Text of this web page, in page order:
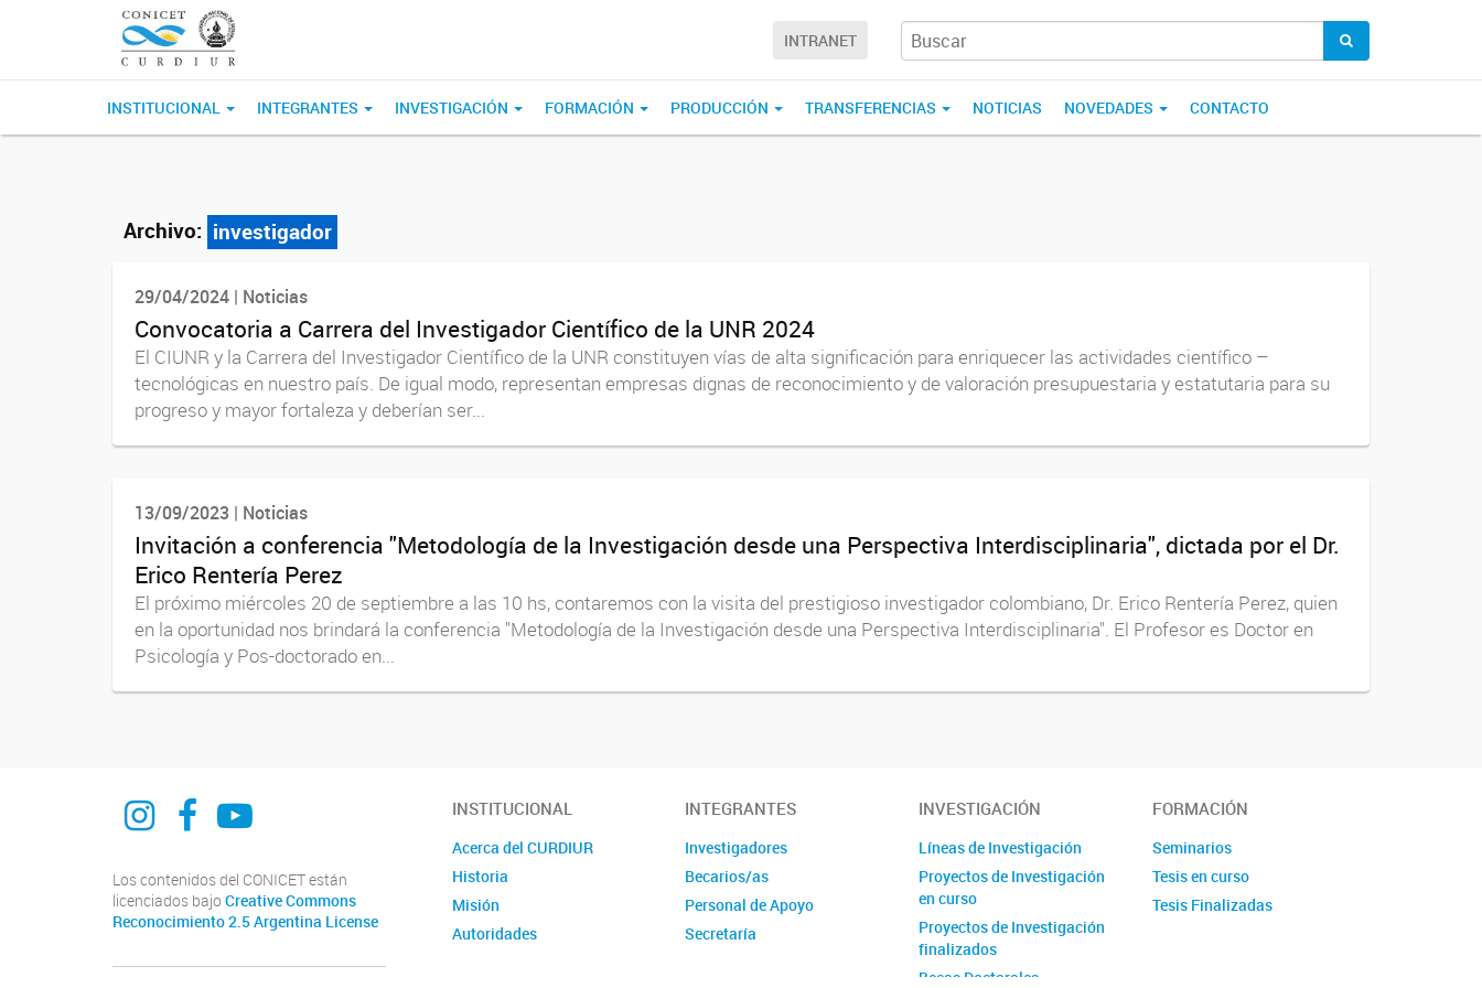
INTRANET
INSTITUCIONAL INTEGRANTES INVESTIGACIÓN FORMACIÓN PRODUCCIÓN TRANSFERENCIAS NOTICIAS NOVEDADES CONTACTO
Archivo: investigador
29/04/2024 | Noticias
Convocatoria a Carrera del Investigador Científico de la UNR 2024
El CIUNR y la Carrera del Investigador Científico de la UNR constituyen vías de alta significación para enriquecer las actividades científico –
tecnológicas en nuestro país. De igual modo, representan empresas dignas de reconocimiento y de valoración presupuestaria y estatutaria para su
progreso y mayor fortaleza y deberían ser...
13/09/2023 | Noticias
Invitación a conferencia "Metodología de la Investigación desde una Perspectiva Interdisciplinaria", dictada por el Dr.
Erico Rentería Perez
El próximo miércoles 20 de septiembre a las 10 hs, contaremos con la visita del prestigioso investigador colombiano, Dr. Erico Rentería Perez, quien
en la oportunidad nos brindará la conferencia "Metodología de la Investigación desde una Perspectiva Interdisciplinaria". El Profesor es Doctor en
Psicología y Pos-doctorado en...
@curdiur.conicet.unr
CURDIUR CONICET UNR@CURDIUR
Los contenidos del CONICET están
licenciados bajo Creative Commons
Reconocimiento 2.5 Argentina License
INSTITUCIONAL
Acerca del CURDIUR
Historia
Misión
Autoridades
INTEGRANTES
Investigadores
Becarios/as
Personal de Apoyo
Secretaría
INVESTIGACIÓN
Líneas de Investigación
Proyectos de Investigación
en curso
Proyectos de Investigación
finalizados
Becas Doctorales
FORMACIÓN
Seminarios
Tesis en curso
Tesis Finalizadas